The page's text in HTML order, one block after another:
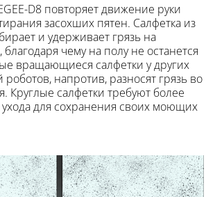
D8 повторяет движение руки
засохших пятен. Салфетка из
и удерживает грязь на
чему на полу не останется
вращающиеся салфетки у других
напротив, разносят грязь во
Круглые салфетки требуют более
ухода для сохранения своих моющих